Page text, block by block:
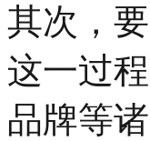
其次，
这一过
品牌等